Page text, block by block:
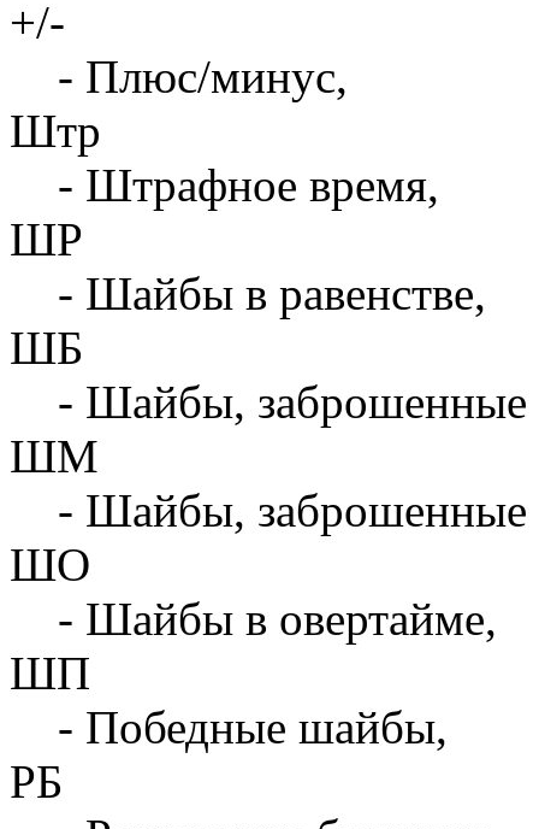
+/-
- Плюс/минус,
Штр
- Штрафное время,
ШР
- Шайбы в равенстве,
ШБ
- Шайбы, заброшенные
ШМ
- Шайбы, заброшенные
ШО
- Шайбы в овертайме,
ШП
- Победные шайбы,
РБ